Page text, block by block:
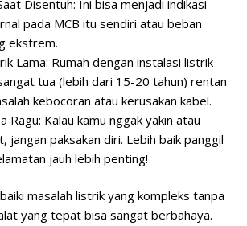
Disentuh: Ini bisa menjadi indikasi
pada MCB itu sendiri atau beban
ekstrem.
Lama: Rumah dengan instalasi listrik
tua (lebih dari 15-20 tahun) rentan
kebocoran atau kerusakan kabel.
Ragu: Kalau kamu nggak yakin atau
jangan paksakan diri. Lebih baik panggil
jauh lebih penting!
masalah listrik yang kompleks tanpa
yang tepat bisa sangat berbahaya.